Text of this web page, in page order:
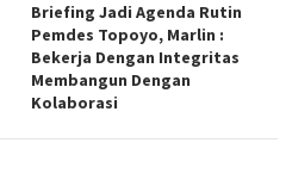
Briefing Jadi Agenda Rutin
Pemdes Topoyo, Marlin :
Bekerja Dengan Integritas
Membangun Dengan
Kolaborasi